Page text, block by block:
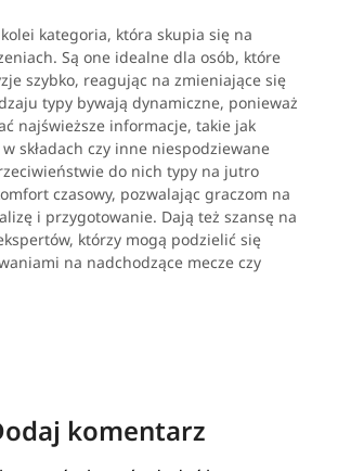
kategoria, która skupia się na
Są one idealne dla osób, które
szybko, reagując na zmieniające się
typy bywają dynamiczne, ponieważ
najświeższe informacje, takie jak
składach czy inne niespodziewane
do nich typy na jutro
czasowy, pozwalając graczom na
i przygotowanie. Dają też szansę na
którzy mogą podzielić się
na nadchodzące mecze czy
komentarz